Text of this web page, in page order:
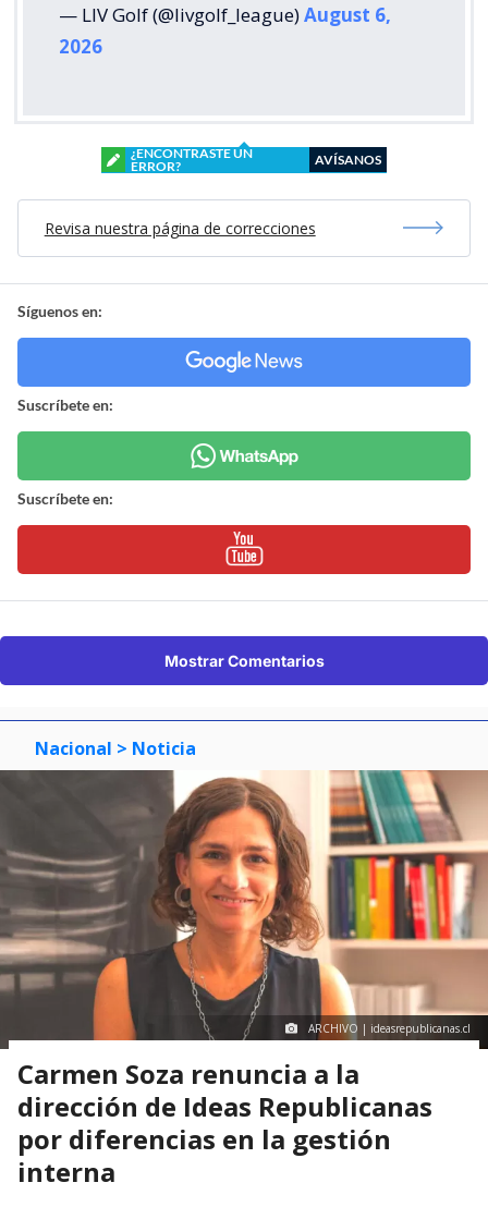
— LIV Golf (@livgolf_league)August 6,
2026
¿ENCONTRASTE UN
ERROR?
AVÍSANOS
Revisa nuestra página de correcciones
Síguenos en:
Suscríbete en:
Suscríbete en:
Mostrar Comentarios
Nacional > Noticia
ARCHIVO | ideasrepublicanas.cl
Carmen Soza renuncia a la
dirección de Ideas Republicanas
por diferencias en la gestión
interna